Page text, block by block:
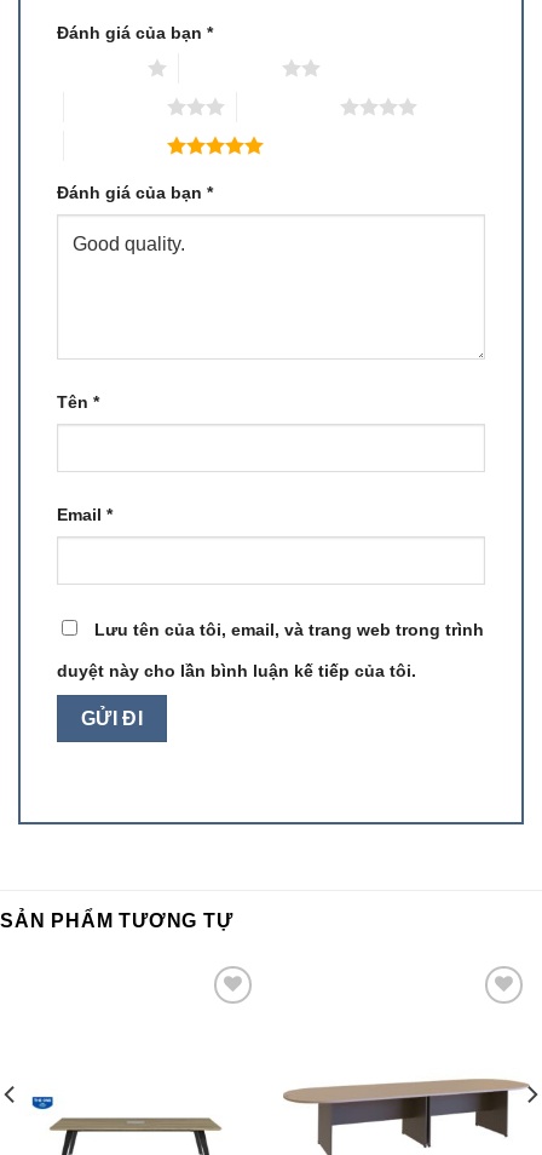
Đánh giá của bạn *
Đánh giá của bạn *
Tên *
Email *
Lưu tên của tôi, email, và trang web trong trình
duyệt này cho lần bình luận kế tiếp của tôi.
SẢN PHẨM TƯƠNG TỰ
wishlist